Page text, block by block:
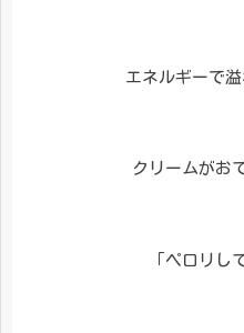
エネルギーで
クリームがお
「ペロリし